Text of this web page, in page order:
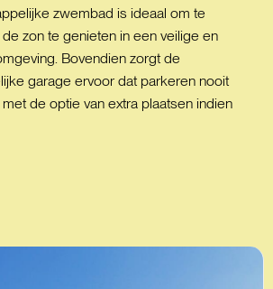
zwembad is ideaal om te
zon te genieten in een veilige en
Bovendien zorgt de
garage ervoor dat parkeren nooit
de optie van extra plaatsen indien